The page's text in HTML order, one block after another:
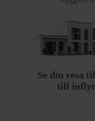
Se din resa
till